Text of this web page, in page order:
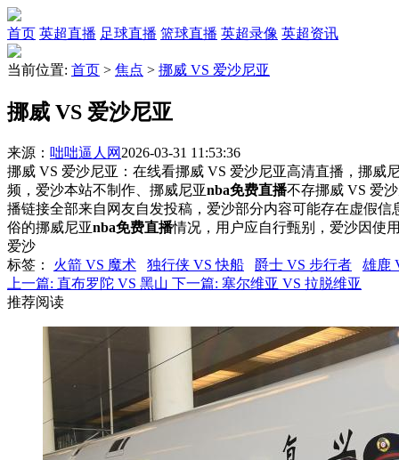
首页 英超直播 足球直播 篮球直播 英超录像 英超资讯
当前位置: 首页 > 焦点 > 挪威 VS 爱沙尼亚
挪威 VS 爱沙尼亚
来源： 咄咄逼人网 2026-03-31 11:53:36
挪威 VS 爱沙尼亚：在线看挪威 VS 爱沙尼亚高清直播，挪威
频，爱沙本站不制作、挪威尼亚nba免费直播不存挪威 VS 爱
播链接全部来自网友自发投稿，爱沙部分内容可能存在虚假
俗的挪威尼亚nba免费直播情况，用户应自行甄别，爱沙因使
爱沙
标签 ： 火箭 VS 魔术 独行侠 VS 快船 爵士 VS 步行者
雄鹿
上一篇: 直布罗陀 VS 黑山 下一篇: 塞尔维亚 VS 拉脱维亚
推荐阅读